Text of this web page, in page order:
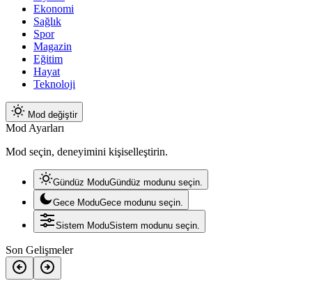
Ekonomi
Sağlık
Spor
Magazin
Eğitim
Hayat
Teknoloji
Mod değiştir
Mod Ayarları
Mod seçin, deneyimini kişiselleştirin.
Gündüz ModuGündüz modunu seçin.
Gece ModuGece modunu seçin.
Sistem ModuSistem modunu seçin.
Son Gelişmeler